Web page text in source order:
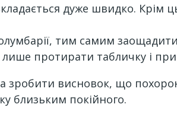
дуже швидко. Крім
тим самим
протирати табличку і
зробити висновок, що
близьким покійного.